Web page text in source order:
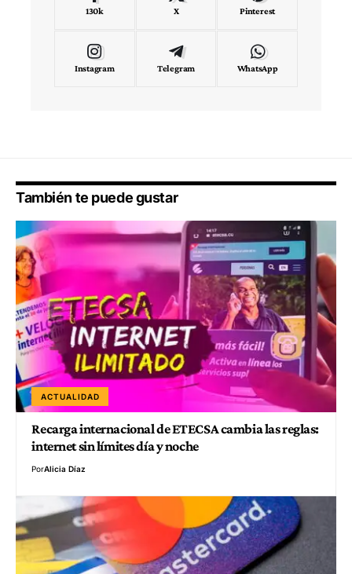
130k X Pinterest
Instagram Telegram WhatsApp
También te puede gustar
ACTUALIDAD
Recarga internacional de ETECSA cambia las reglas:
internet sin límites día y noche
PorAlicia Díaz